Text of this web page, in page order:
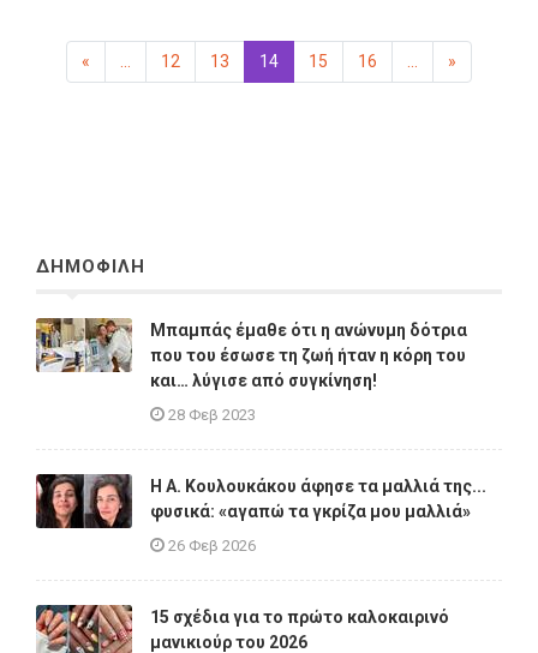
« Προηγούμενη
12 13 14 (επιλεγμένη)
15 16 »
ΔΗΜΟΦΙΛΗ
Μπαμπάς έμαθε ότι η ανώνυμη δότρια
που του έσωσε τη ζωή ήταν η κόρη του
και… λύγισε από συγκίνηση!
28 Φεβ 2023
Η A. Κουλουκάκου άφησε τα μαλλιά της...
φυσικά: «αγαπώ τα γκρίζα μου μαλλιά»
26 Φεβ 2026
15 σχέδια για το πρώτο καλοκαιρινό
μανικιούρ του 2026